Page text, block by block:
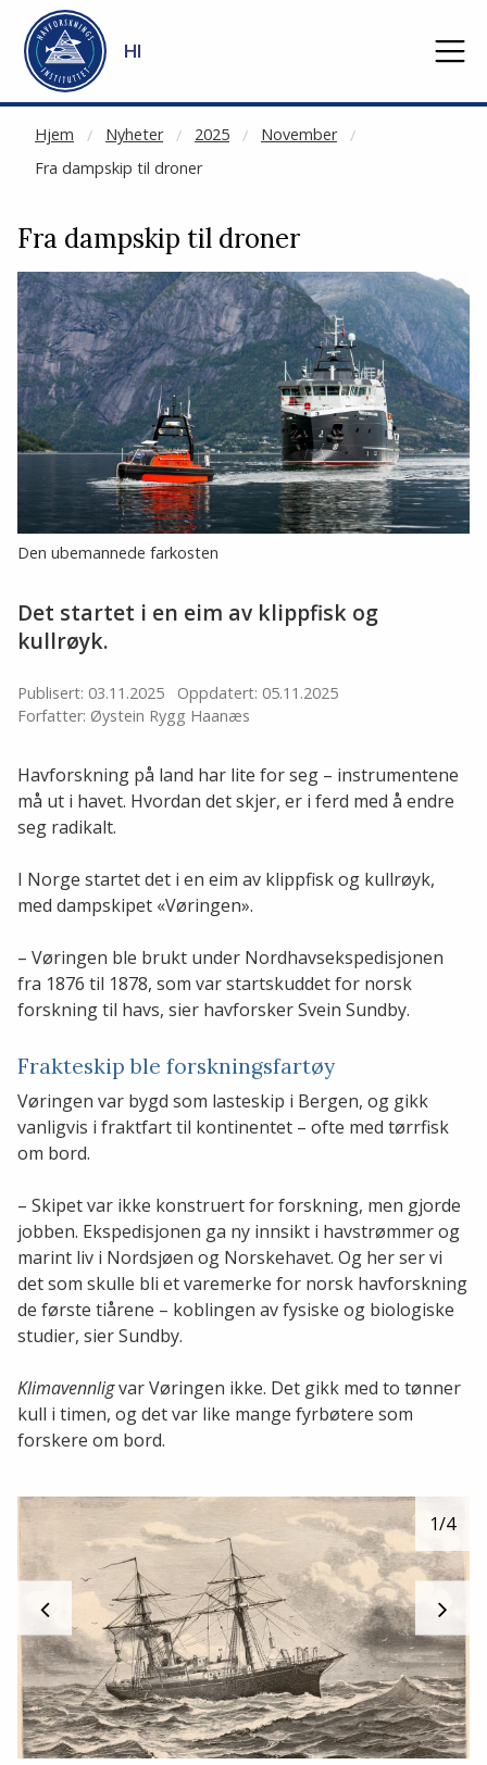
Gå til hovedinnhold
HI
Hjem Nyheter 2025
November
Fra dampskip til droner
NOT CACHED
Fra dampskip til droner
Den ubemannede farkosten
Det startet i en eim av klippfisk og
kullrøyk.
Publisert: 03.11.2025
Oppdatert: 05.11.2025
Forfatter: Øystein Rygg Haanæs
Havforskning på land har lite for seg – instrumentene
må ut i havet. Hvordan det skjer, er i ferd med å endre
seg radikalt.
I Norge startet det i en eim av klippfisk og kullrøyk,
med dampskipet «Vøringen».
– Vøringen ble brukt under Nordhavsekspedisjonen
fra 1876 til 1878, som var startskuddet for norsk
forskning til havs, sier havforsker Svein Sundby.
Frakteskip ble forskningsfartøy
Vøringen var bygd som lasteskip i Bergen, og gikk
vanligvis i fraktfart til kontinentet – ofte med tørrfisk
om bord.
– Skipet var ikke konstruert for forskning, men gjorde
jobben. Ekspedisjonen ga ny innsikt i havstrømmer og
marint liv i Nordsjøen og Norskehavet. Og her ser vi
det som skulle bli et varemerke for norsk havforskning
de første tiårene – koblingen av fysiske og biologiske
studier, sier Sundby.
Klimavennligvar Vøringen ikke. Det gikk med to tønner
kull i timen, og det var like mange fyrbøtere som
forskere om bord.
1/4